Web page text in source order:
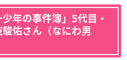
年の事件簿」5代目・
佑さん（なにわ男